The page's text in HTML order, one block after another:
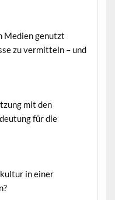
Medien genutzt
zu vermitteln – und
mit den
für die
in einer